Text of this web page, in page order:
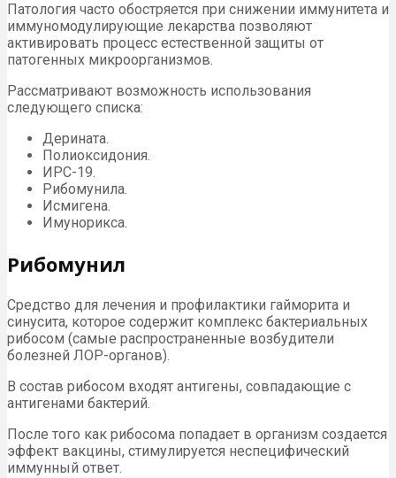
Патология часто обостряется при снижении иммунитета и
иммуномодулирующие лекарства позволяют
активировать процесс естественной защиты от
патогенных микроорганизмов.
Рассматривают возможность использования
следующего списка:
Дерината.
Полиоксидония.
ИРС-19.
Рибомунила.
Исмигена.
Имунорикса.
Рибомунил
Средство для лечения и профилактики гайморита и
синусита, которое содержит комплекс бактериальных
рибосом (самые распространенные возбудители
болезней ЛОР-органов).
В состав рибосом входят антигены, совпадающие с
антигенами бактерий.
После того как рибосома попадает в организм создается
эффект вакцины, стимулируется неспецифический
иммунный ответ.